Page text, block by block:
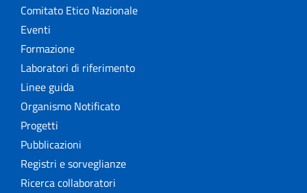
Comitato Etico Nazionale
Eventi
Formazione
Laboratori di riferimento
Linee guida
Organismo Notificato
Progetti
Pubblicazioni
Registri e sorveglianze
Ricerca collaboratori